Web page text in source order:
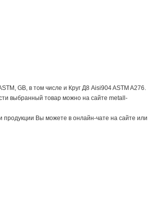
GB, в том числе и Круг Д8 Aisi904 ASTM A276.
выбранный товар можно на сайте metall-
Вы можете в онлайн-чате на сайте или